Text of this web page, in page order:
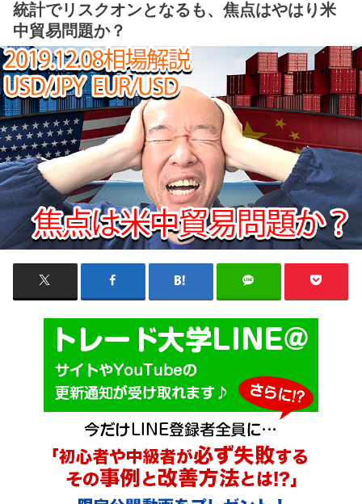
統計でリスクオンとなるも、焦点はやはり米
中貿易問題か？